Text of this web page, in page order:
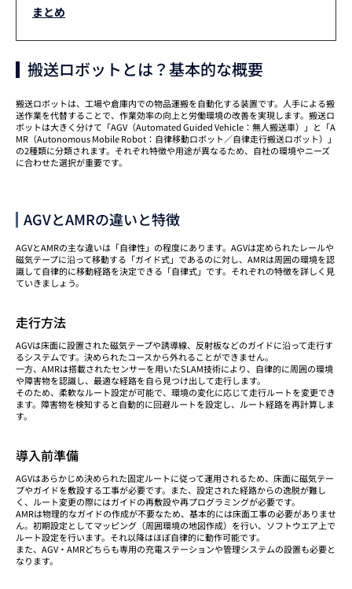
まとめ
搬送ロボットとは？基本的な概要
搬送ロボットは、工場や倉庫内での物品運搬を自動化する装置です。人手による搬
送作業を代替することで、作業効率の向上と労働環境の改善を実現します。搬送ロ
ボットは大きく分けて「AGV（Automated Guided Vehicle：無人搬送車）」と「A
MR（Autonomous Mobile Robot：自律移動ロボット／自律走行搬送ロボット）」
の2種類に分類されます。それぞれ特徴や用途が異なるため、自社の環境やニーズ
に合わせた選択が重要です。
AGVとAMRの違いと特徴
AGVとAMRの主な違いは「自律性」の程度にあります。AGVは定められたレールや
磁気テープに沿って移動する「ガイド式」であるのに対し、AMRは周囲の環境を認
識して自律的に移動経路を決定できる「自律式」です。それぞれの特徴を詳しく見
ていきましょう。
走行方法
AGVは床面に設置された磁気テープや誘導線、反射板などのガイドに沿って走行す
るシステムです。決められたコースから外れることができません。
一方、AMRは搭載されたセンサーを用いたSLAM技術により、自律的に周囲の環境
や障害物を認識し、最適な経路を自ら見つけ出して走行します。
そのため、柔軟なルート設定が可能で、環境の変化に応じて走行ルートを変更でき
ます。障害物を検知すると自動的に回避ルートを設定し、ルート経路を再計算しま
す。
導入前準備
AGVはあらかじめ決められた固定ルートに従って運用されるため、床面に磁気テー
プやガイドを敷設する工事が必要です。また、設定された経路からの逸脱が難し
く、ルート変更の際にはガイドの再敷設や再プログラミングが必要です。
AMRは物理的なガイドの作成が不要なため、基本的には床面工事の必要がありませ
ん。初期設定としてマッピング（周囲環境の地図作成）を行い、ソフトウエア上で
ルート設定を行います。それ以降はほぼ自律的に動作可能です。
また、AGV・AMRどちらも専用の充電ステーションや管理システムの設置も必要と
なります。